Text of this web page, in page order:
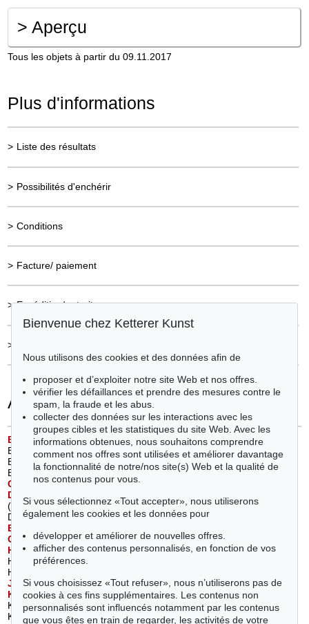
>Aperçu
Tous les objets à partir du 09.11.2017
Plus d'informations
> Liste des résultats
> Possibilités d'enchérir
> Conditions
> Facture/ paiement
> Expédition/ retrait
>
Artiste
B arlach, Ernst(1)
Beckmann, Max (1)
Birkle, Albert (1)
Bloch, Albert (1)
C
ucuel, Edward(1)
D
(1)
Dongen, Kees van (1)
E
G
rosz, George(1)
H
eckel, Erich (2)
Herbin, Auguste (1)
J
awlensky, Alexej von(4)
K
irchner, Ernst Ludwig(6)
Kleinschmidt, Paul (1)
Kokoschka, Oskar (2)
Kolbe, Georg (1)
Liebermann, Max(4)
arc, Franz (2)
Mueller, Otto (2)
Picasso, Pablo(1)
Putz, Leo (1)
Schwitters, Kurt (1)
Topp, Arnold (1)
Zille, Heinrich(1)
Bienvenue chez Ketterer Kunst
Nous utilisons des cookies et des données afin de
proposer et d’exploiter notre site Web et nos offres.
vérifier les défaillances et prendre des mesures contre le
spam, la fraude et les abus.
collecter des données sur les interactions avec les
groupes cibles et les statistiques du site Web. Avec les
informations obtenues, nous souhaitons comprendre
comment nos offres sont utilisées et améliorer davantage
la fonctionnalité de notre/nos site(s) Web et la qualité de
nos contenus pour vous.
Si vous sélectionnez «Tout accepter», nous utiliserons
également les cookies et les données pour
développer et améliorer de nouvelles offres.
afficher des contenus personnalisés, en fonction de vos
préférences.
Si vous choisissez «Tout refuser», nous n’utiliserons pas de
cookies à ces fins supplémentaires. Les contenus non
personnalisés sont influencés notamment par les contenus
que vous êtes en train de regarder, les activités de votre